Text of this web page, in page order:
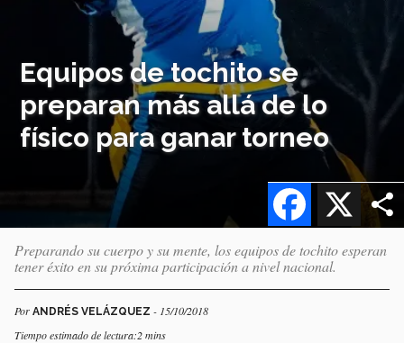
Equipos de tochito se
preparan más allá de lo
físico para ganar torneo
X
Facebook
Preparando su cuerpo y su mente, los equipos de tochito esperan
tener éxito en su próxima participación a nivel nacional.
Por ANDRÉS VELÁZQUEZ - 15/10/2018
Tiempo estimado de lectura:2 mins